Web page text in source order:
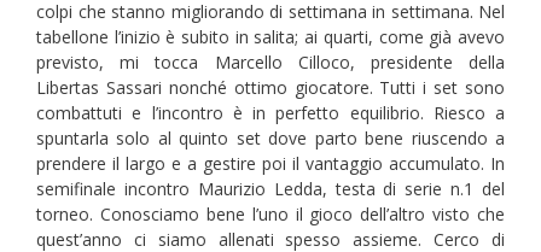
colpi che stanno migliorando di settimana in settimana. Nel
tabellone l’inizio è subito in salita; ai quarti, come già avevo
previsto, mi tocca Marcello Cilloco, presidente della
Libertas Sassari nonché ottimo giocatore. Tutti i set sono
combattuti e l’incontro è in perfetto equilibrio. Riesco a
spuntarla solo al quinto set dove parto bene riuscendo a
prendere il largo e a gestire poi il vantaggio accumulato. In
semifinale incontro Maurizio Ledda, testa di serie n.1 del
torneo. Conosciamo bene l’uno il gioco dell’altro visto che
quest’anno ci siamo allenati spesso assieme. Cerco di